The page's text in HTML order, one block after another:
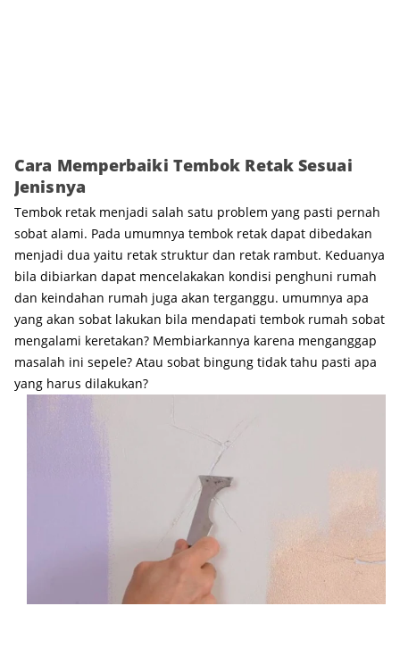
Cara Memperbaiki Tembok Retak Sesuai
Jenisnya
Tembok retak menjadi salah satu problem yang pasti pernah
sobat alami. Pada umumnya tembok retak dapat dibedakan
menjadi dua yaitu retak struktur dan retak rambut. Keduanya
bila dibiarkan dapat mencelakakan kondisi penghuni rumah
dan keindahan rumah juga akan terganggu. umumnya apa
yang akan sobat lakukan bila mendapati tembok rumah sobat
mengalami keretakan? Membiarkannya karena menganggap
masalah ini sepele? Atau sobat bingung tidak tahu pasti apa
yang harus dilakukan?